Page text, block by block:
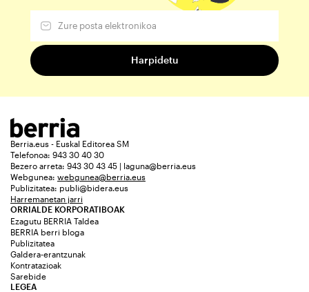
Berria.eus - Euskal Editorea SM
Telefonoa: 943 30 40 30
Bezero arreta: 943 30 43 45 | laguna@berria.eus
Webgunea: webgunea@berria.eus
Publizitatea: publi@bidera.eus
Harremanetan jarri
ORRIALDE KORPORATIBOAK
Ezagutu BERRIA Taldea
BERRIA berri bloga
Publizitatea
Galdera-erantzunak
Kontratazioak
Sarebide
LEGEA